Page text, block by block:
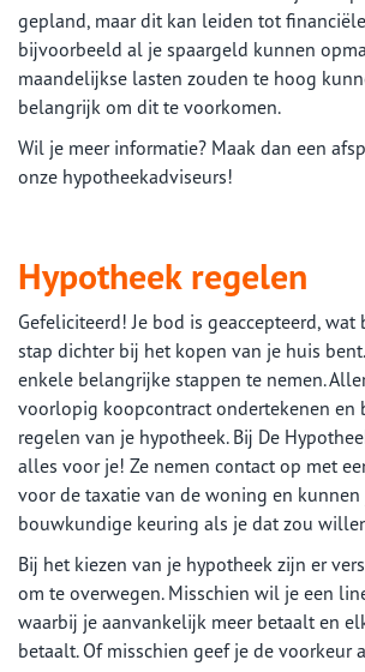
gepland, maar dit kan leiden tot
bijvoorbeeld al je spaargeld kunnen
maandelijkse lasten zouden te hoog
belangrijk om dit te voorkomen.
Wil je meer informatie? Maak dan een
onze hypotheekadviseurs!
Hypotheek regelen
Gefeliciteerd! Je bod is geaccepteerd, wat
stap dichter bij het kopen van je huis
enkele belangrijke stappen te nemen.
voorlopig koopcontract ondertekenen en
regelen van je hypotheek. Bij De
alles voor je! Ze nemen contact op met
voor de taxatie van de woning en
bouwkundige keuring als je dat zou
Bij het kiezen van je hypotheek zijn er
om te overwegen. Misschien wil je een
waarbij je aanvankelijk meer betaalt en
betaalt. Of misschien geef je de voorkeur